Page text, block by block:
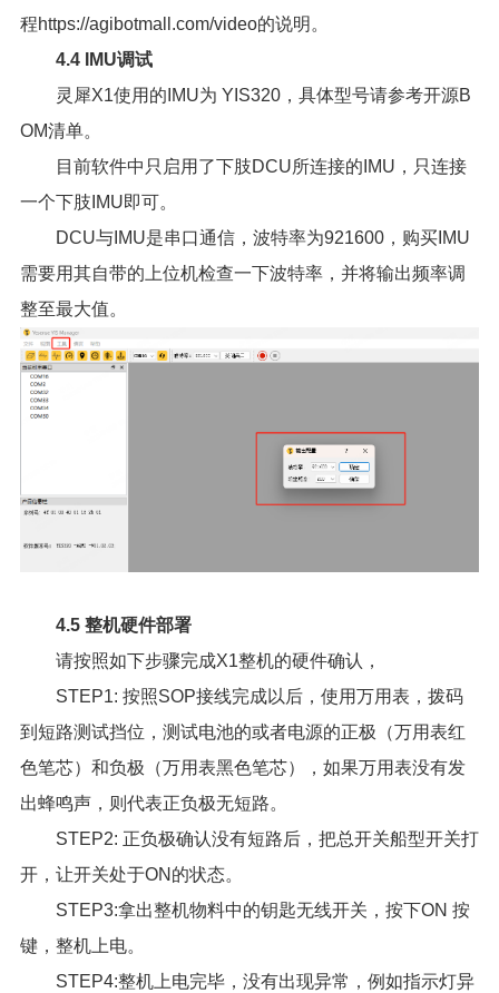
程https://agibotmall.com/video的说明。
4.4 IMU调试
灵犀X1使用的IMU为 YIS320，具体型号请参考开源B
OM清单。
目前软件中只启用了下肢DCU所连接的IMU，只连接
一个下肢IMU即可。
DCU与IMU是串口通信，波特率为921600，购买IMU
需要用其自带的上位机检查一下波特率，并将输出频率调
整至最大值。
4.5 整机硬件部署
请按照如下步骤完成X1整机的硬件确认，
STEP1: 按照SOP接线完成以后，使用万用表，拨码
到短路测试挡位，测试电池的或者电源的正极（万用表红
色笔芯）和负极（万用表黑色笔芯），如果万用表没有发
出蜂鸣声，则代表正负极无短路。
STEP2: 正负极确认没有短路后，把总开关船型开关打
开，让开关处于ON的状态。
STEP3:拿出整机物料中的钥匙无线开关，按下ON 按
键，整机上电。
STEP4:整机上电完毕，没有出现异常，例如指示灯异